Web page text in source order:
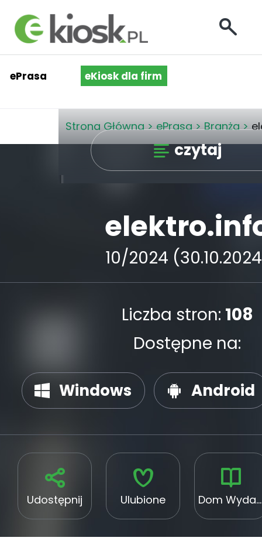
ePrasa eKiosk dla firm
Strona Główna > ePrasa > Branża >
czytaj
10/2024
Liczba stron: 108
Dostępne na:
Windows Android
Udostępnij Ulubione Dom Wydawniczy Medium